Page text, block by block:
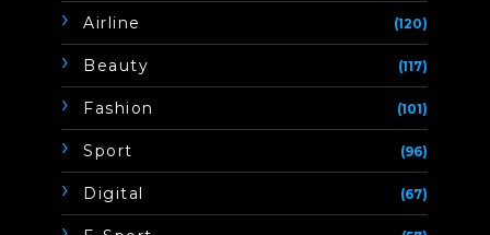
Airline (120)
Beauty (117)
Fashion (101)
Sport (96)
Digital (67)